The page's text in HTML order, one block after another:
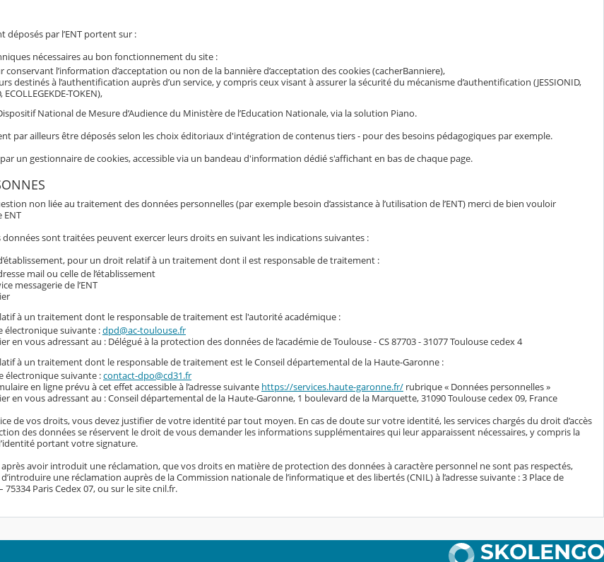
déposés par l’ENT portent sur :
nécessaires au bon fonctionnement du site :
conservant l’information d’acceptation ou non de la bannière d’acceptation des cookies (cacherBanniere),
destinés à l’authentification auprès d’un service, y compris ceux visant à assurer la sécurité du mécanisme d’authentification (JESSIONID,
ECOLLEGEKDE-TOKEN),
National de Mesure d’Audience du Ministère de l’Education Nationale, via la solution Piano.
par ailleurs être déposés selon les choix éditoriaux d'intégration de contenus tiers - pour des besoins pédagogiques par exemple.
un gestionnaire de cookies, accessible via un bandeau d'information dédié s'affichant en bas de chaque page.
non liée au traitement des données personnelles (par exemple besoin d’assistance à l’utilisation de l’ENT) merci de bien vouloir
ENT
données sont traitées peuvent exercer leurs droits en suivant les indications suivantes :
pour un droit relatif à un traitement dont il est responsable de traitement :
mail ou celle de l’établissement
messagerie de l’ENT
à un traitement dont le responsable de traitement est l'autorité académique :
électronique suivante :dpd@ac-toulouse.fr
en vous adressant au : Délégué à la protection des données de l’académie de Toulouse - CS 87703 - 31077 Toulouse cedex 4
à un traitement dont le responsable de traitement est le Conseil départemental de la Haute-Garonne :
électronique suivante :contact-dpo@cd31.fr
en ligne prévu à cet effet accessible à l’adresse suivante https://services.haute-garonne.fr/ rubrique « Données personnelles »
en vous adressant au : Conseil départemental de la Haute-Garonne, 1 boulevard de la Marquette, 31090 Toulouse cedex 09, France
de vos droits, vous devez justifier de votre identité par tout moyen. En cas de doute sur votre identité, les services chargés du droit d’accès
des données se réservent le droit de vous demander les informations supplémentaires qui leur apparaissent nécessaires, y compris la
portant votre signature.
avoir introduit une réclamation, que vos droits en matière de protection des données à caractère personnel ne sont pas respectés,
une réclamation auprès de la Commission nationale de l’informatique et des libertés (CNIL) à l’adresse suivante : 3 Place de
75334 Paris Cedex 07, ou sur le site cnil.fr.